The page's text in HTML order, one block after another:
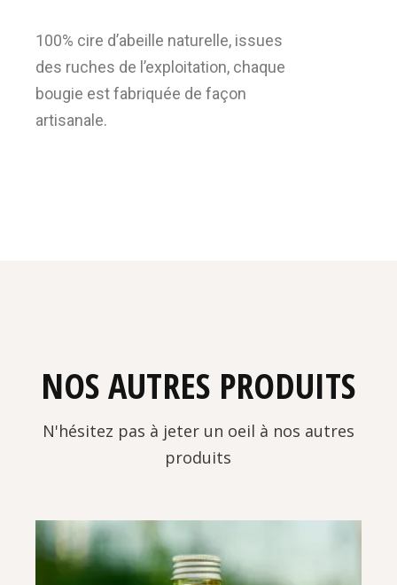
100% cire d’abeille naturelle, issues
des ruches de l’exploitation, chaque
bougie est fabriquée de façon
artisanale.
NOS AUTRES PRODUITS
N'hésitez pas à jeter un oeil à nos autres
produits